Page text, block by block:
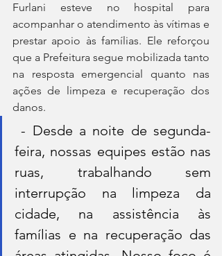
Furlani esteve no hospital para
acompanhar o atendimento às vítimas e
prestar apoio às famílias. Ele reforçou
que a Prefeitura segue mobilizada tanto
na resposta emergencial quanto nas
ações de limpeza e recuperação dos
danos.
- Desde a noite de segunda-
feira, nossas equipes estão nas
ruas, trabalhando sem
interrupção na limpeza da
cidade, na assistência às
famílias e na recuperação das